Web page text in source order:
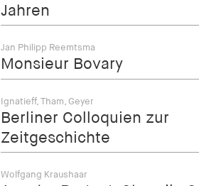
Jahren
Jan Philipp Reemtsma
Monsieur Bovary
Ignatieff, Tham, Geyer
Berliner Colloquien zur
Zeitgeschichte
Wolfgang Kraushaar